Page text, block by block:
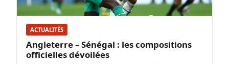
ACTUALITÉS
Angleterre – Sénégal : les compositions
officielles dévoilées